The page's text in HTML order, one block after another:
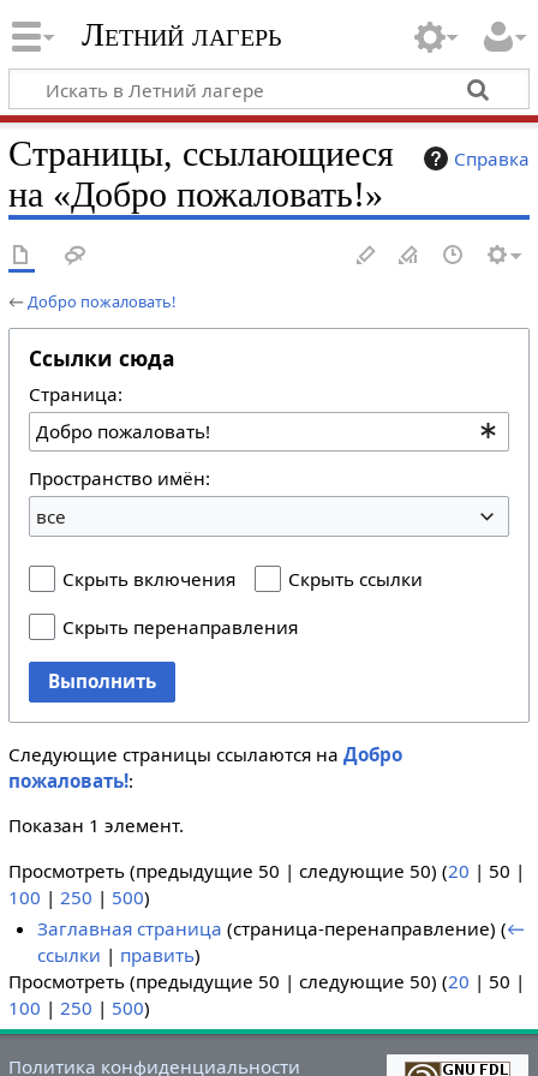
Летний лагерь
Справка
Страницы, ссылающиеся
на «Добро пожаловать!»
←Добро пожаловать!
Ссылки сюда
Страница:
Пространство имён:
все
Скрыть включения
Скрыть ссылки
Скрыть перенаправления
Выполнить
Следующие страницы ссылаются на Добро
пожаловать!:
Показан 1 элемент.
Просмотреть (предыдущие 50 | следующие 50) (20 | 50 |
100 | 250 | 500)
Заглавная страница (страница-перенаправление)(←
ссылки | править)
Просмотреть (предыдущие 50 | следующие 50) (20 | 50 |
100 | 250 | 500)
Политика конфиденциальности